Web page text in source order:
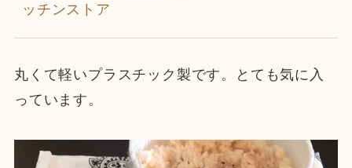
ッチンストア
丸くて軽いプラスチック製です。とても気に入
っています。